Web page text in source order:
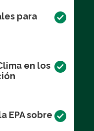
para
en los
EPA sobre